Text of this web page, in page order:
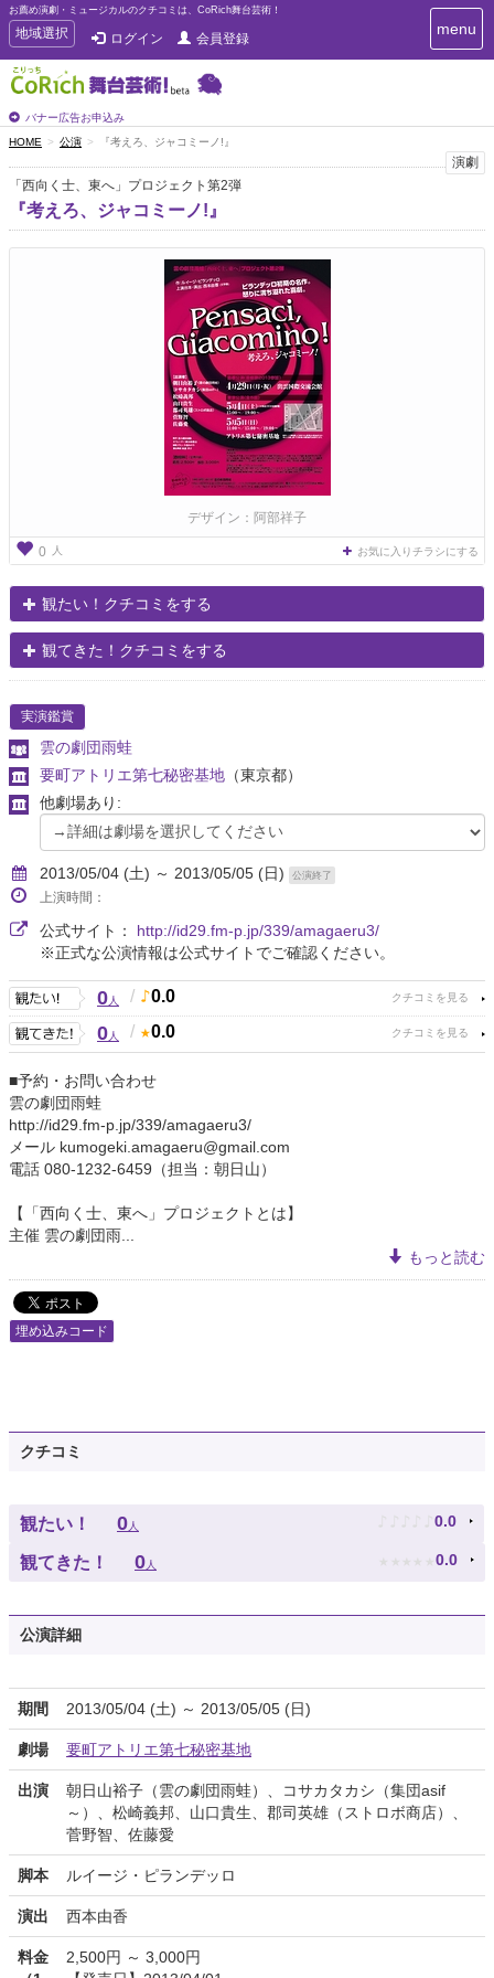
お薦め演劇・ミュージカルのクチコミは、CoRich舞台芸術！
T
o
g
g
e
n
a
v
地域選択 ログイン 会員登録
バナー広告お申込み
T
o
i
g
menu
HOME 公演 『考えろ、ジャコミーノ!』
演劇
「西向く士、東へ」プロジェクト第2弾
『考えろ、ジャコミーノ!』
デザイン：阿部祥子
0 人 お気に入りチラシにする
観たい！クチコミをする
観てきた！クチコミをする
実演鑑賞
雲の劇団雨蛙
要町アトリエ第七秘密基地 （東京都）
他劇場あり:
2013/05/04 (土) ～ 2013/05/05 (日) 公演終了
上演時間：
公式サイト： http://id29.fm-p.jp/339/amagaeru3/
※正式な公演情報は公式サイトでご確認ください。
0人 / 0.0
0人 / 0.0
■予約・お問い合わせ
雲の劇団雨蛙
http://id29.fm-p.jp/339/amagaeru3/
メール kumogeki.amagaeru@gmail.com
電話 080-1232-6459（担当：朝日山）
【「西向く士、東へ」プロジェクトとは】
主催 雲の劇団雨...
もっと読む
埋め込みコード
クチコミ
観たい！ 0人 ♪ ♪ ♪ ♪ ♪ 0.0
観てきた！ 0人 ★ ★ ★ ★ ★ 0.0
公演詳細
期間 2013/05/04 (土) ～ 2013/05/05 (日)
劇場 要町アトリエ第七秘密基地
出演
朝日山裕子（雲の劇団雨蛙）、コサカタカシ（集団asif
～）、松崎義邦、山口貴生、郡司英雄（ストロボ商店）、
菅野智、佐藤愛
脚本 ルイージ・ピランデッロ
演出 西本由香
料金
2,500円 ～ 3,000円